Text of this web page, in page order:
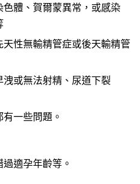
色體、賀爾蒙異常，或感染
天性無輸精管症或後天輸精管
洩或無法射精、尿道下裂
一些問題。
適孕年齡等。